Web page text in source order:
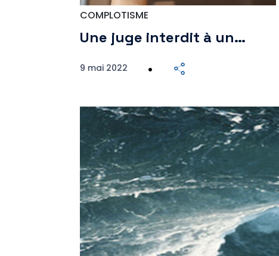
COMPLOTISME
Une juge interdit à un…
9 mai 2022